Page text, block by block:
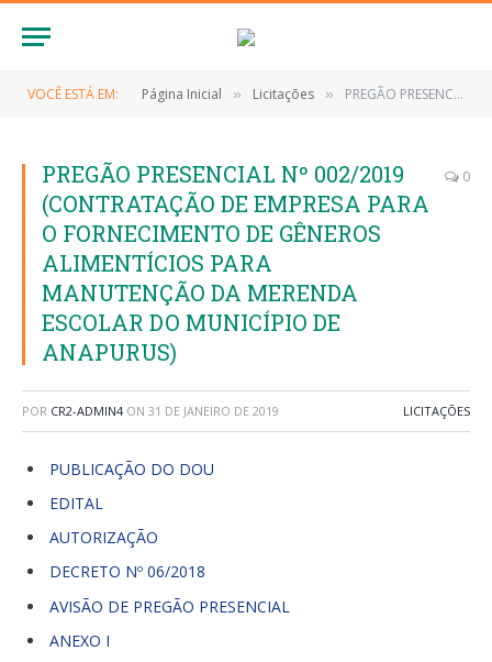
VOCÊ ESTÁ EM: Página Inicial » Licitações » PREGÃO PRESENCIAL Nº 002/2019 (CONTRATAÇÃO DE EMPRESA PARA O FORNECIMENTO DE GÊNEROS ALIMENTÍCIOS PARA MANUTENÇÃO DA MERENDA ESCOLAR DO MUNICÍPIO DE ANAPURUS)
PREGÃO PRESENCIAL Nº 002/2019
(CONTRATAÇÃO DE EMPRESA PARA
O FORNECIMENTO DE GÊNEROS
ALIMENTÍCIOS PARA
MANUTENÇÃO DA MERENDA
ESCOLAR DO MUNICÍPIO DE
ANAPURUS)
0
POR CR2-ADMIN4 ON 31 DE JANEIRO DE 2019 LICITAÇÕES
PUBLICAÇÃO DO DOU
EDITAL
AUTORIZAÇÃO
DECRETO Nº 06/2018
AVISÃO DE PREGÃO PRESENCIAL
ANEXO I